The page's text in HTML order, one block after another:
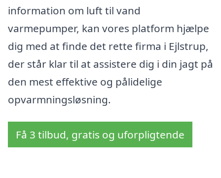
information om luft til vand
varmepumper, kan vores platform hjælpe
dig med at finde det rette firma i Ejlstrup,
der står klar til at assistere dig i din jagt på
den mest effektive og pålidelige
opvarmningsløsning.
Få 3 tilbud, gratis og uforpligtende